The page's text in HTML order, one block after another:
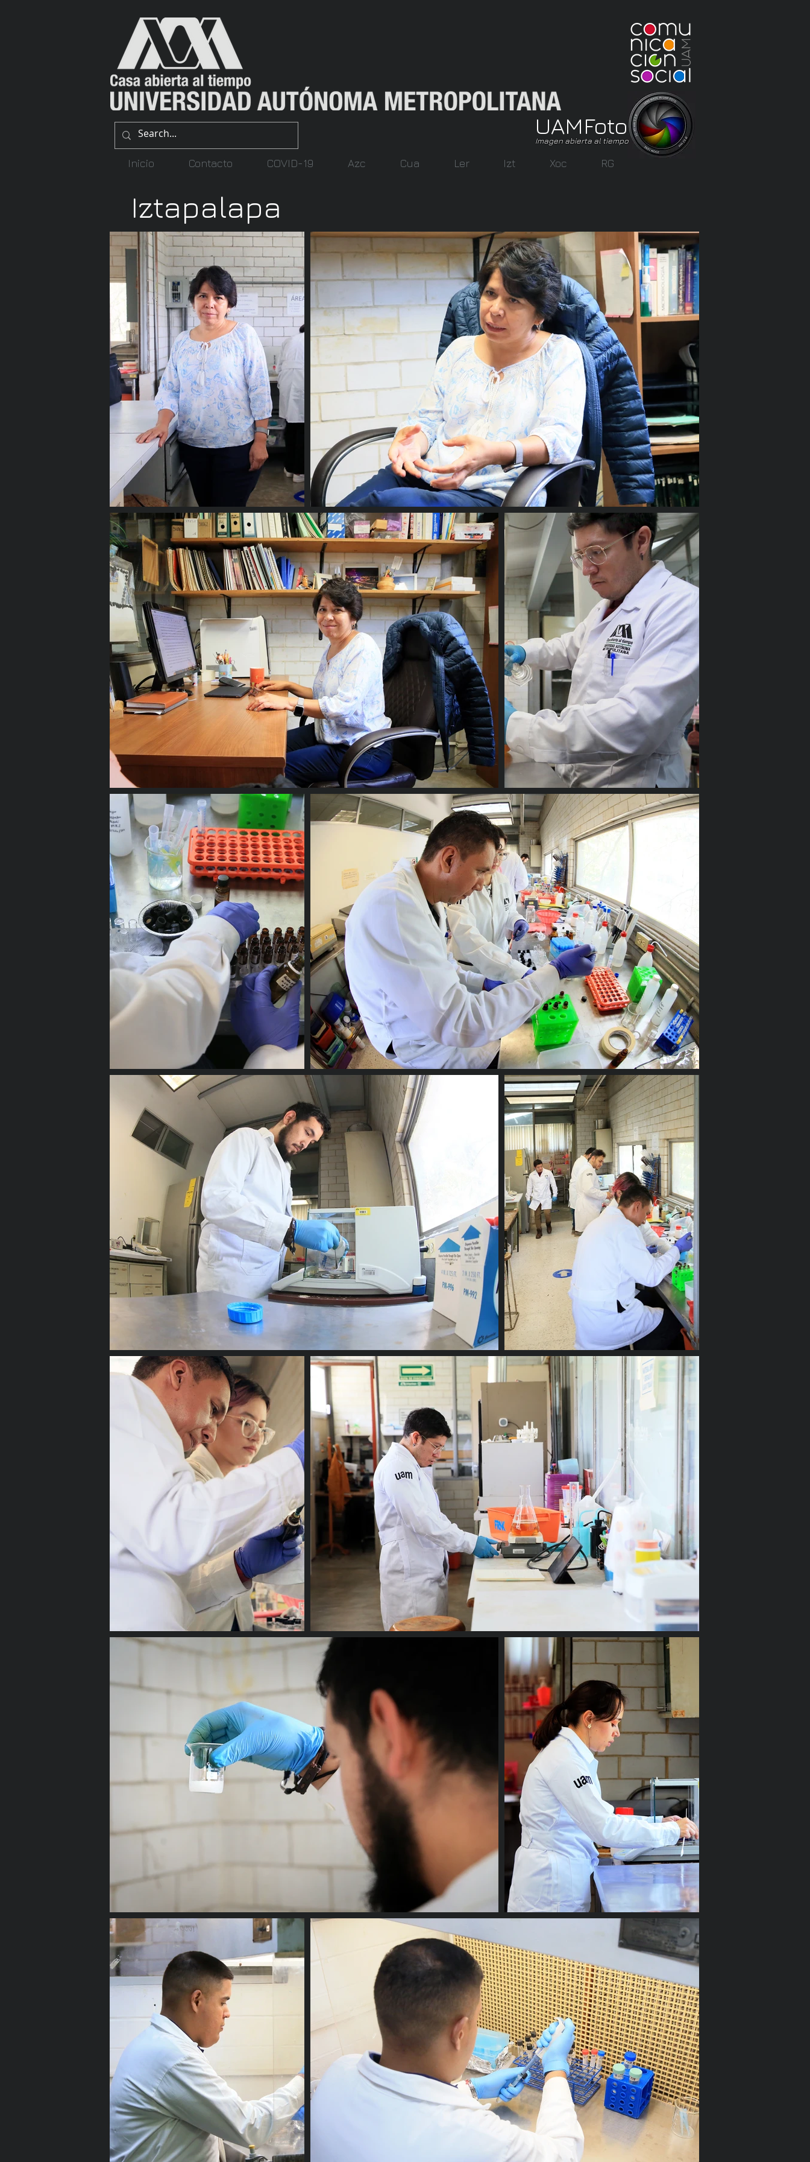
UAMFoto
Imagen abierta al tiempo
Inicio Contacto COVID-19 Azc Cua Ler Izt Xoc RG
Iztapalapa